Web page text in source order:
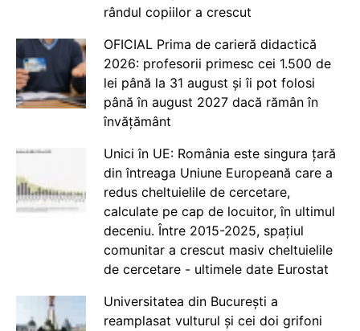
rândul copiilor a crescut
OFICIAL Prima de carieră didactică
2026: profesorii primesc cei 1.500 de
lei până la 31 august și îi pot folosi
până în august 2027 dacă rămân în
învățământ
Unici în UE: România este singura țară
din întreaga Uniune Europeană care a
redus cheltuielile de cercetare,
calculate pe cap de locuitor, în ultimul
deceniu. Între 2015-2025, spațiul
comunitar a crescut masiv cheltuielile
de cercetare - ultimele date Eurostat
Universitatea din București a
reamplasat vulturul și cei doi grifoni